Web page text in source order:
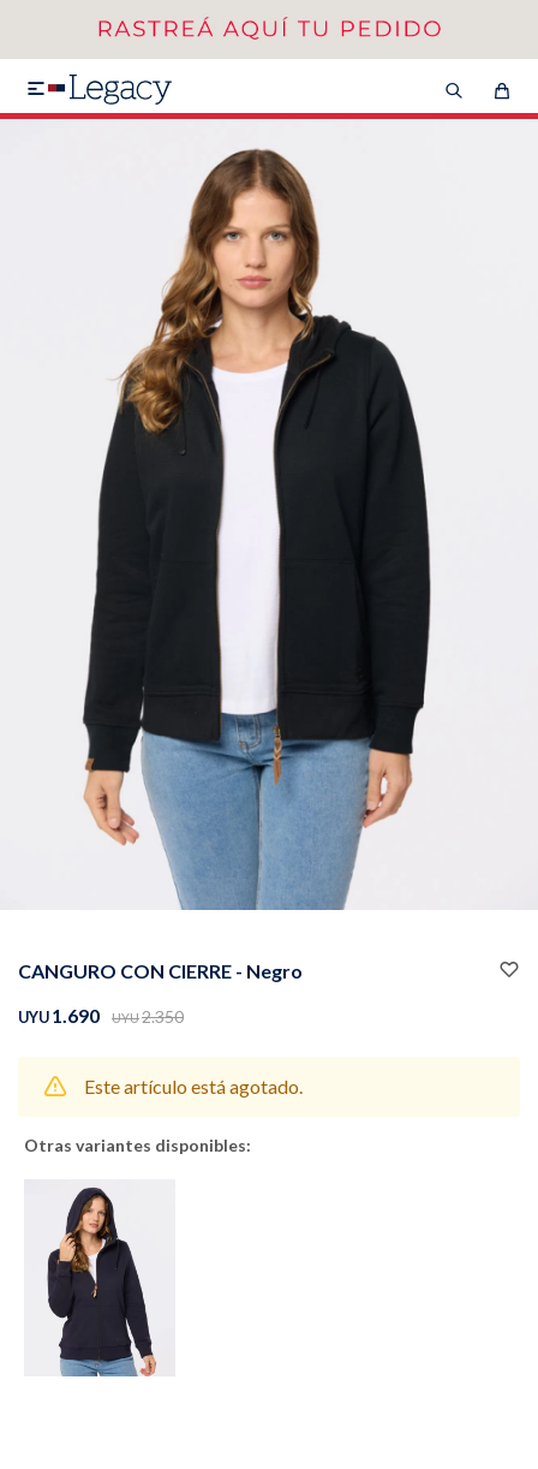

CANGURO CON CIERRE - Negro
UYU1.690 UYU2.350
Este artículo está agotado.
Otras variantes disponibles:
VER COLECCIÓN DE HOMBRE
SEGUNDA 50%
Remeras
Camperas
Canguros Jeans
Shorts
Sacos